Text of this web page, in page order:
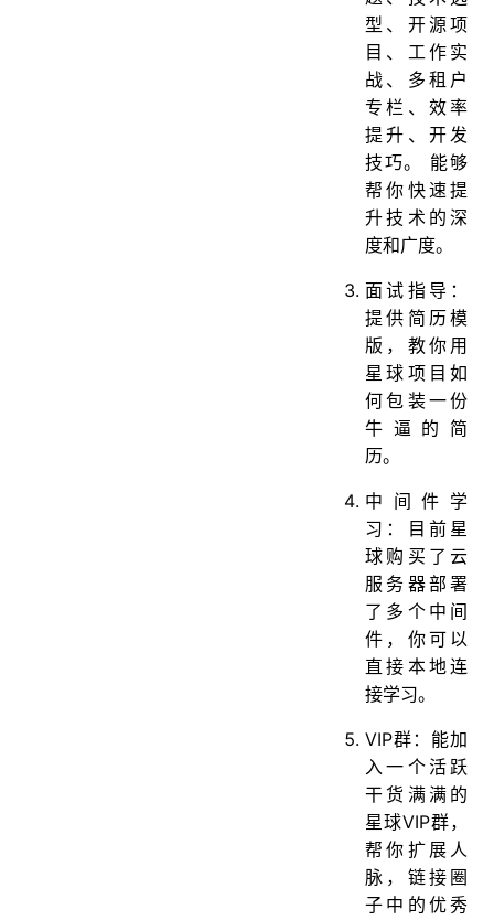
型、开源项
目、工作实
战、多租户
专栏、效率
提升、开发
技巧。 能够
帮你快速提
升技术的深
度和广度。
面试指导：
提供简历模
版，教你用
星球项目如
何包装一份
牛逼的简
历。
中间件学
习：目前星
球购买了云
服务器部署
了多个中间
件，你可以
直接本地连
接学习。
VIP群：能加
入一个活跃
干货满满的
星球VIP群，
帮你扩展人
脉，链接圈
子中的优秀